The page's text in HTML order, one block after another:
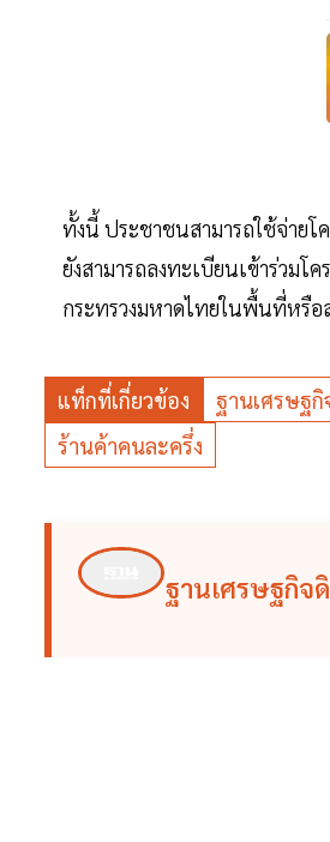
ทั้งนี้ ประชาชนสามารถใช้จ่ายโ
ยังสามารถลงทะเบียนเข้าร่วม
กระทรวงมหาดไทยในพื้นที่หรือ
แท็กที่เกี่ยวข้อง ฐานเศรษฐกิ
ร้านค้าคนละครึ่ง
ฐานเศรษฐกิจ